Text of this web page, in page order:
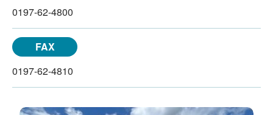
0197-62-4800
FAX
0197-62-4810